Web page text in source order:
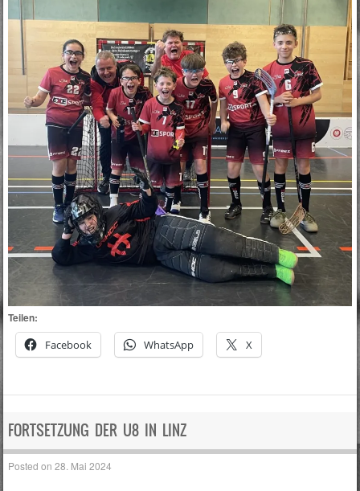
Teilen:
Facebook
WhatsApp X
FORTSETZUNG DER U8 IN LINZ
Posted on28. Mai 2024